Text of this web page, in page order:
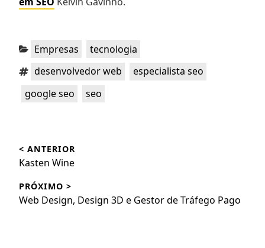
Categorias:
Empresas
tecnologia
Tags:desenvolvedor web especialista seo
google seo seo
de
Post
< ANTERIOR
Post
Kasten Wine
PRÓXIMO >
Próximo
Web Design, Design 3D e Gestor de Tráfego Pago